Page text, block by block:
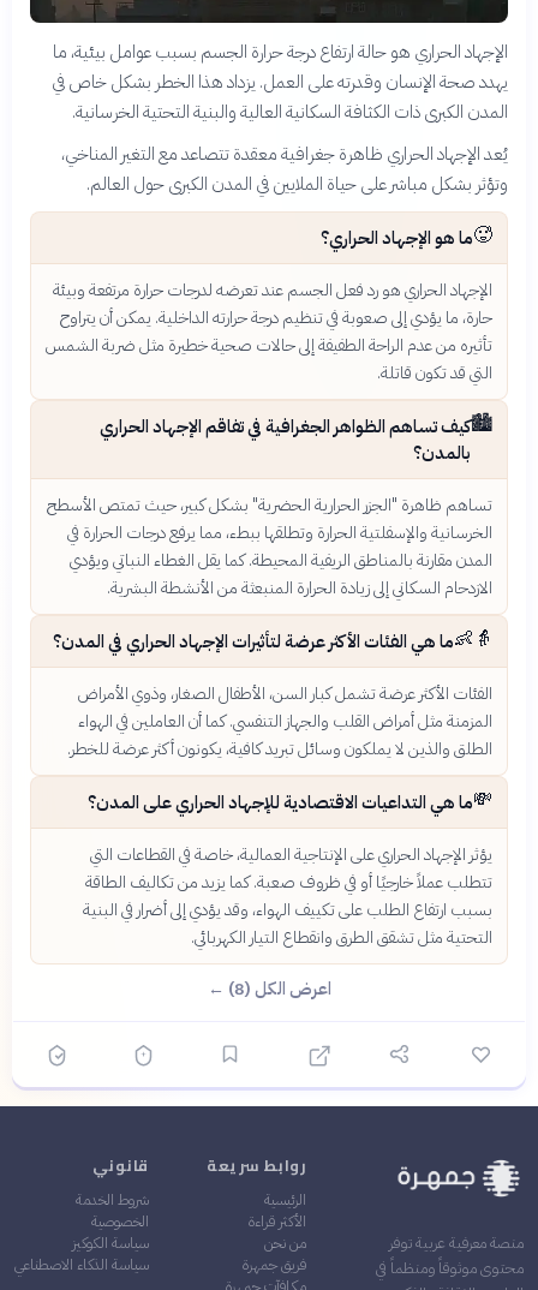
الإجهاد الحراري هو حالة ارتفاع درجة حرارة الجسم بسبب عوامل بيئية، ما
يهدد صحة الإنسان وقدرته على العمل. يزداد هذا الخطر بشكل خاص في
المدن الكبرى ذات الكثافة السكانية العالية والبنية التحتية الخرسانية.
يُعد الإجهاد الحراري ظاهرة جغرافية معقدة تتصاعد مع التغير المناخي،
وتؤثر بشكل مباشر على حياة الملايين في المدن الكبرى حول العالم.
🥵ما هو الإجهاد الحراري؟
الإجهاد الحراري هو رد فعل الجسم عند تعرضه لدرجات حرارة مرتفعة وبيئة
حارة، ما يؤدي إلى صعوبة في تنظيم درجة حرارته الداخلية. يمكن أن يتراوح
تأثيره من عدم الراحة الطفيفة إلى حالات صحية خطيرة مثل ضربة الشمس
التي قد تكون قاتلة.
🏙️كيف تساهم الظواهر الجغرافية في تفاقم الإجهاد الحراري
بالمدن؟
تساهم ظاهرة "الجزر الحرارية الحضرية" بشكل كبير، حيث تمتص الأسطح
الخرسانية والإسفلتية الحرارة وتطلقها ببطء، مما يرفع درجات الحرارة في
المدن مقارنة بالمناطق الريفية المحيطة. كما يقل الغطاء النباتي ويؤدي
الازدحام السكاني إلى زيادة الحرارة المنبعثة من الأنشطة البشرية.
👵👶ما هي الفئات الأكثر عرضة لتأثيرات الإجهاد الحراري في المدن؟
الفئات الأكثر عرضة تشمل كبار السن، الأطفال الصغار، وذوي الأمراض
المزمنة مثل أمراض القلب والجهاز التنفسي. كما أن العاملين في الهواء
الطلق والذين لا يملكون وسائل تبريد كافية، يكونون أكثر عرضة للخطر.
💸ما هي التداعيات الاقتصادية للإجهاد الحراري على المدن؟
يؤثر الإجهاد الحراري على الإنتاجية العمالية، خاصة في القطاعات التي
تتطلب عملاً خارجيًا أو في ظروف صعبة. كما يزيد من تكاليف الطاقة
بسبب ارتفاع الطلب على تكييف الهواء، وقد يؤدي إلى أضرار في البنية
التحتية مثل تشقق الطرق وانقطاع التيار الكهربائي.
اعرض الكل (8) ←
منصة معرفية عربية توفر
محتوى موثوقاً ومنظماً في
روابط سريعة
الرئيسية
الأكثر قراءة
من نحن
فريق جمهرة
قانوني
شروط الخدمة
الخصوصية
سياسة الكوكيز
سياسة الذكاء الاصطناعي